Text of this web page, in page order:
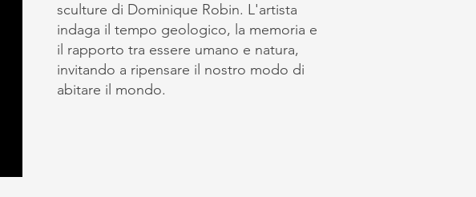
sculture di Dominique Robin. L'artista
indaga il tempo geologico, la memoria e
il rapporto tra essere umano e natura,
invitando a ripensare il nostro modo di
abitare il mondo.